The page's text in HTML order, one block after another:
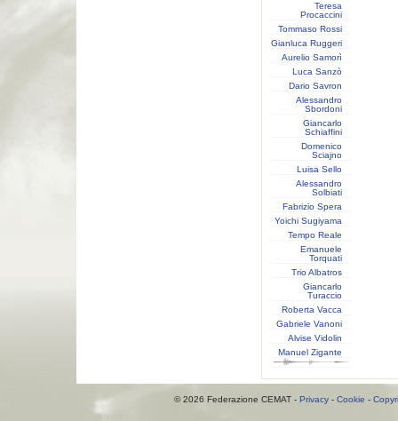
Teresa
Procaccini
Tommaso Rossi
Gianluca Ruggeri
Aurelio Samorì
Luca Sanzò
Dario Savron
Alessandro
Sbordoni
Giancarlo
Schiaffini
Domenico
Sciajno
Luisa Sello
Alessandro
Solbiati
Fabrizio Spera
Yoichi Sugiyama
Tempo Reale
Emanuele
Torquati
Trio Albatros
Giancarlo
Turaccio
Roberta Vacca
Gabriele Vanoni
Alvise Vidolin
Manuel Zigante
© 2026 Federazione CEMAT - Privacy- Cookie -